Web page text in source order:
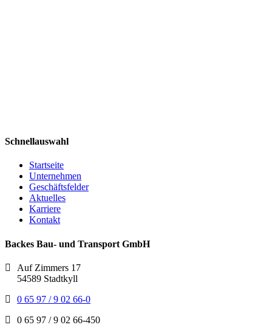
Schnellauswahl
Startseite
Unternehmen
Geschäftsfelder
Aktuelles
Karriere
Kontakt
Backes Bau- und Transport GmbH
Auf Zimmers 17
54589 Stadtkyll
0 65 97 / 9 02 66-0
0 65 97 / 9 02 66-450